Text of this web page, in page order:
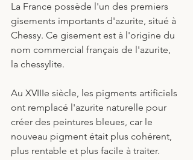
La France possède l'un des premiers
gisements importants d'azurite, situé à
Chessy. Ce gisement est à l'origine du
nom commercial français de l'azurite,
la chessylite.
Au XVIIIe siècle, les pigments artificiels
ont remplacé l'azurite naturelle pour
créer des peintures bleues, car le
nouveau pigment était plus cohérent,
plus rentable et plus facile à traiter.